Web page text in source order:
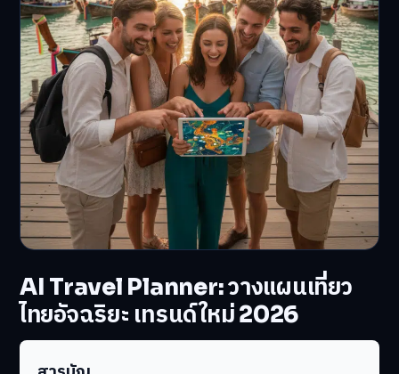
AI Travel Planner: วางแผนเที่ยว
ไทยอัจฉริยะ เทรนด์ใหม่ 2026